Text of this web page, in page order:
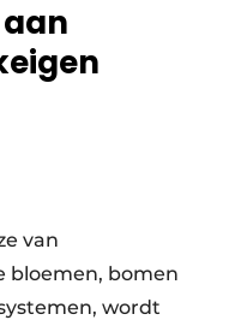
van
bloemen, bomen
wordt